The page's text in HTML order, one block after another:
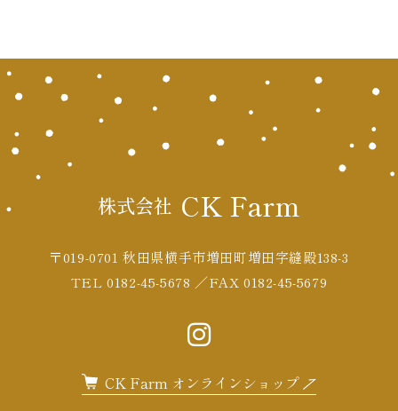
株式会社 CK Farm
〒019-0701 秋田県横手市増田町増田字縫殿138-3
TEL 0182-45-5678 ／FAX 0182-45-5679
CK Farm オンラインショップ